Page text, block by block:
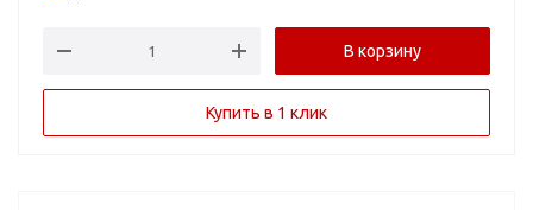
В корзину
Купить в 1 клик